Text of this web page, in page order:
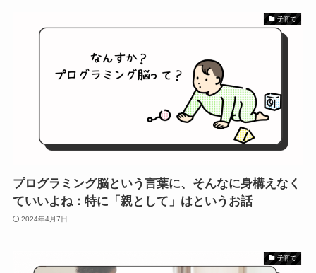
子育て
プログラミング脳という言葉に、そんなに身構えなく
ていいよね：特に「親として」はというお話
2024年4月7日
子育て